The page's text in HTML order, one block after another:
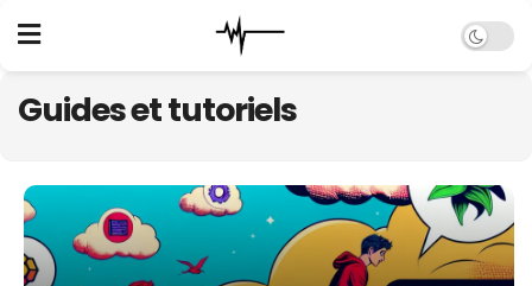
Guides et tutoriels